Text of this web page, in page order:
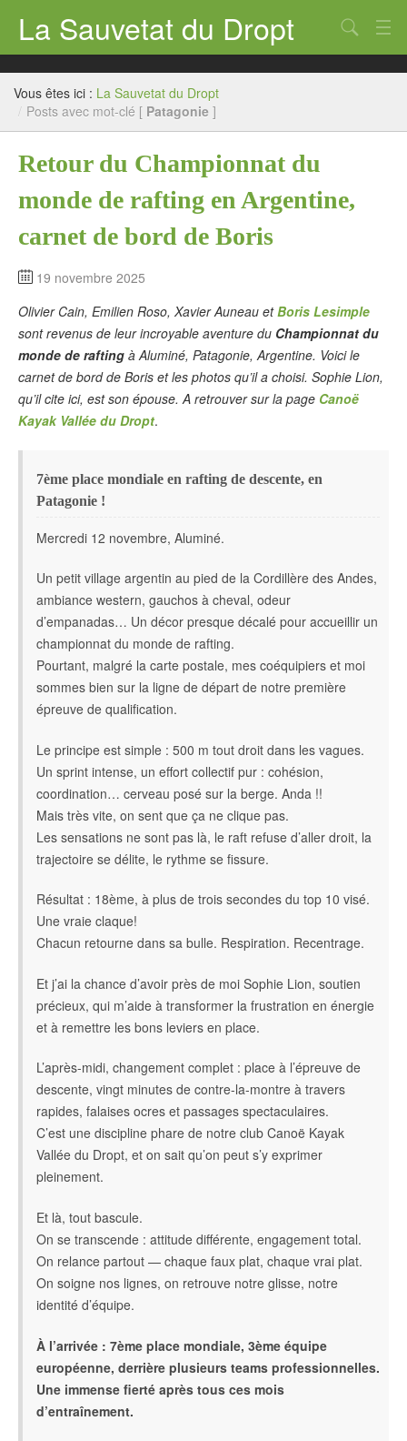
La Sauvetat du Dropt
Accueil
Mairie
Contact
Chercher
Vous êtes ici : La Sauvetat du Dropt
/ Posts avec mot-clé [ Patagonie ]
Retour du Championnat du
monde de rafting en Argentine,
carnet de bord de Boris
19 novembre 2025
Olivier Cain, Emilien Roso, Xavier Auneau etBoris Lesimple
sont revenus de leur incroyable aventure du Championnat du
monde de rafting à Aluminé, Patagonie, Argentine. Voici le
carnet de bord de Boris et les photos qu’il a choisi. Sophie Lion,
qu’il cite ici, est son épouse. A retrouver sur la page Canoë
Kayak Vallée du Dropt.
7ème place mondiale en rafting de descente, en
Patagonie !
Mercredi 12 novembre, Aluminé.
Un petit village argentin au pied de la Cordillère des Andes,
ambiance western, gauchos à cheval, odeur
d’empanadas… Un décor presque décalé pour accueillir un
championnat du monde de rafting.
Pourtant, malgré la carte postale, mes coéquipiers et moi
sommes bien sur la ligne de départ de notre première
épreuve de qualification.
Le principe est simple : 500 m tout droit dans les vagues.
Un sprint intense, un effort collectif pur : cohésion,
coordination… cerveau posé sur la berge. Anda !!
Mais très vite, on sent que ça ne clique pas.
Les sensations ne sont pas là, le raft refuse d’aller droit, la
trajectoire se délite, le rythme se fissure.
Résultat : 18ème, à plus de trois secondes du top 10 visé.
Une vraie claque!
Chacun retourne dans sa bulle. Respiration. Recentrage.
Et j’ai la chance d’avoir près de moi Sophie Lion, soutien
précieux, qui m’aide à transformer la frustration en énergie
et à remettre les bons leviers en place.
L’après-midi, changement complet : place à l’épreuve de
descente, vingt minutes de contre-la-montre à travers
rapides, falaises ocres et passages spectaculaires.
C’est une discipline phare de notre club Canoë Kayak
Vallée du Dropt, et on sait qu’on peut s’y exprimer
pleinement.
Et là, tout bascule.
On se transcende : attitude différente, engagement total.
On relance partout — chaque faux plat, chaque vrai plat.
On soigne nos lignes, on retrouve notre glisse, notre
identité d’équipe.
À l’arrivée : 7ème place mondiale, 3ème équipe
européenne, derrière plusieurs teams professionnelles.
Une immense fierté après tous ces mois
d’entraînement.